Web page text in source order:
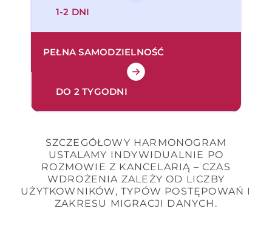
1-2 DNI
PEŁNA SAMODZIELNOŚĆ
DO 2 TYGODNI
SZCZEGÓŁOWY HARMONOGRAM
USTALAMY INDYWIDUALNIE PO
ROZMOWIE Z KANCELARIĄ – CZAS
WDROŻENIA ZALEŻY OD LICZBY
UŻYTKOWNIKÓW, TYPÓW POSTĘPOWAŃ I
ZAKRESU MIGRACJI DANYCH.